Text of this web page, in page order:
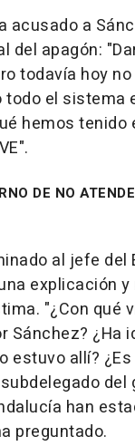
acusado a
del apagón:
todavía hoy
todo el sistema
hemos tenido
DE NO
al jefe del
explicación
"¿Con qué
Sánchez? ¿Ha
estuvo allí?
del
han
preguntado.